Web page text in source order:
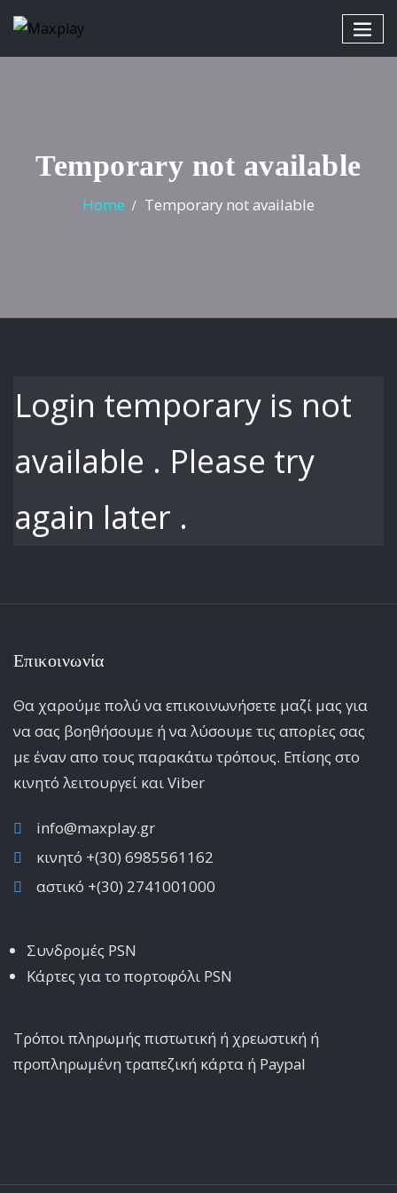
Temporary not available
Home Temporary not available
Login temporary is not
available . Please try
again later .
Επικοινωνία
Θα χαρούμε πολύ να επικοινωνήσετε μαζί μας για
να σας βοηθήσουμε ή να λύσουμε τις απορίες σας
με έναν απο τους παρακάτω τρόπους. Επίσης στο
κινητό λειτoυργεί και Viber
info@maxplay.gr
κινητό +(30) 6985561162
αστικό +(30) 2741001000
Συνδρομές PSN
Κάρτες για το πορτοφόλι PSN
Τρόποι πληρωμής πιστωτική ή χρεωστική ή
προπληρωμένη τραπεζική κάρτα ή Paypal